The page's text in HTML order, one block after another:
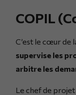
COPIL
C’est le cœur de
supervise les
arbitre les
Le chef de